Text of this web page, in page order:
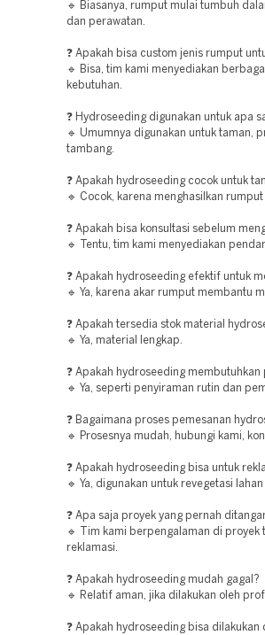
🔹 Biasanya, rumput mulai tumbuh
dan perawatan.
❓ Apakah bisa custom jenis rumput
🔹 Bisa, tim kami menyediakan
kebutuhan.
❓ Hydroseeding digunakan untuk apa
🔹 Umumnya digunakan untuk taman,
tambang.
❓ Apakah hydroseeding cocok untuk
🔹 Cocok, karena menghasilkan
❓ Apakah bisa konsultasi sebelum
🔹 Tentu, tim kami menyediakan
❓ Apakah hydroseeding efektif untuk
🔹 Ya, karena akar rumput membantu
❓ Apakah tersedia stok material
🔹 Ya, material lengkap.
❓ Apakah hydroseeding membutuhkan
🔹 Ya, seperti penyiraman rutin dan
❓ Bagaimana proses pemesanan
🔹 Prosesnya mudah, hubungi kami,
❓ Apakah hydroseeding bisa untuk
🔹 Ya, digunakan untuk revegetasi lahan
❓ Apa saja proyek yang pernah
🔹 Tim kami berpengalaman di proyek
reklamasi.
❓ Apakah hydroseeding mudah gagal?
🔹 Relatif aman, jika dilakukan oleh
❓ Apakah hydroseeding bisa dilakukan